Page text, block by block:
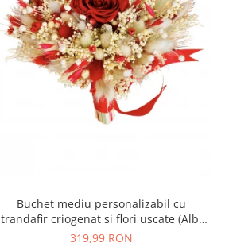
Buchet mediu personalizabil cu
trandafir criogenat si flori uscate (Alb,
Rosu)
319,99 RON